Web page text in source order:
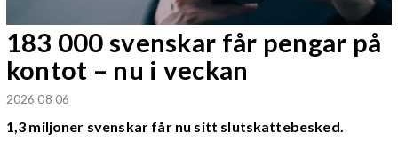
183 000 svenskar får pengar på
kontot – nu i veckan
2026 08 06
1,3 miljoner svenskar får nu sitt slutskattebesked.